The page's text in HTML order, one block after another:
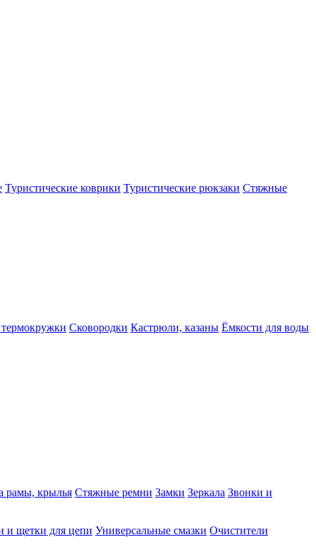
Туристические коврики Туристические рюкзаки Стяжные
Сковородки Кастрюли, казаны Ёмкости для воды
рамы, крылья Стяжные ремни Замки Зеркала Звонки и
и щетки для цепи Универсальные смазки Очистители